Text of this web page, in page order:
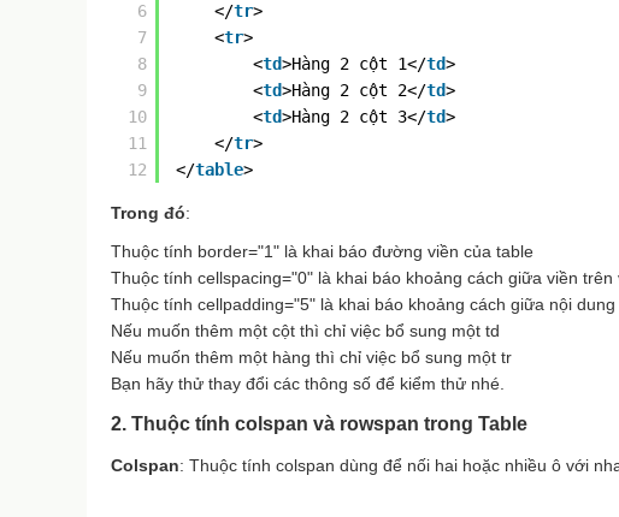
6
7
8
9
10
11
12
</tr>
<tr>
<td>Hàng 2 cột 1</td>
<td>Hàng 2 cột 2</td>
<td>Hàng 2 cột 3</td>
</tr>
</table>
Trong đó:
Thuộc tính border="1" là khai báo đường viền của table
Thuộc tính cellspacing="0" là khai báo khoảng cách giữa viền
Thuộc tính cellpadding="5" là khai báo khoảng cách giữa nội
Nếu muốn thêm một cột thì chỉ việc bổ sung một td
Nếu muốn thêm một hàng thì chỉ việc bổ sung một tr
Bạn hãy thử thay đổi các thông số để kiểm thử nhé.
2. Thuộc tính colspan và rowspan trong Table
Colspan: Thuộc tính colspan dùng để nối hai hoặc nhiều ô với